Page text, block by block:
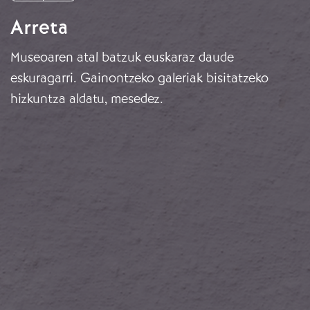
Arreta
Museoaren atal batzuk euskaraz daude
eskuragarri. Gainontzeko galeriak bisitatzeko
hizkuntza aldatu, mesedez.